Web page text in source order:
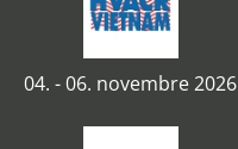
04. - 06. novembre 2026